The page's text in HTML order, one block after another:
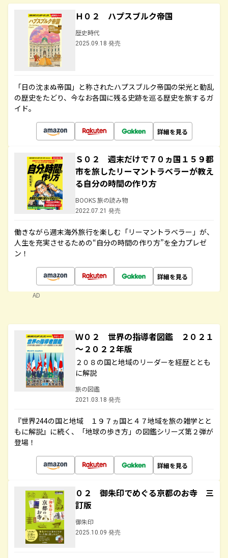
Ｈ０２ ハプスブルク帝国
歴史時代
2025.09.18 発売
「日の沈まぬ帝国」と称されたハプスブルク帝国の栄光と動乱
の歴史をたどり、今なお各国に残る史跡を巡る歴史を旅するガ
イド。
詳細を見る
Ｓ０２ 週末だけで７０ヵ国１５９都
市を旅したリーマントラベラーが教え
る自分の時間の作り方
BOOKS 旅の読み物
2022.07.21 発売
働きながら週末海外旅行を楽しむ「リーマントラベラー」が、
人生を充実させるための“自分の時間の作り方”を全力プレゼ
ン！
詳細を見る
AD
Ｗ０２ 世界の指導者図鑑 ２０２１
～２０２２年版
２０８の国と地域のリーダーを経歴ととも
に解説
旅の図鑑
2021.03.18 発売
『世界244の国と地域 １９７ヵ国と４７地域を旅の雑学とと
もに解説』に続く、「地球の歩き方」の図鑑シリーズ第２弾が
登場！
詳細を見る
０２ 御朱印でめぐる京都のお寺 三
訂版
御朱印
2025.10.09 発売